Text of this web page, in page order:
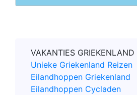
VAKANTIES GRIEKENLAND
Unieke Griekenland Reizen
Eilandhoppen Griekenland
Eilandhoppen Cycladen